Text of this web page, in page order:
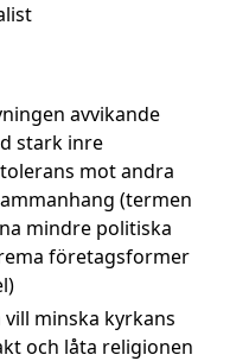
avvikande
stark inre
mot andra
(termen
mindre politiska
företagsformer
minska kyrkans
och låta religionen